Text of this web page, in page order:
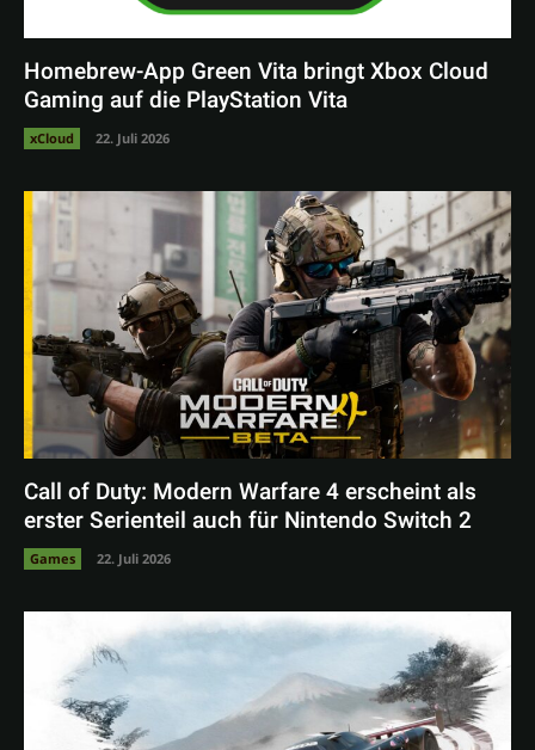
Homebrew-App Green Vita bringt Xbox Cloud
Gaming auf die PlayStation Vita
xCloud 22. Juli 2026
Call of Duty: Modern Warfare 4 erscheint als
erster Serienteil auch für Nintendo Switch 2
Games 22. Juli 2026